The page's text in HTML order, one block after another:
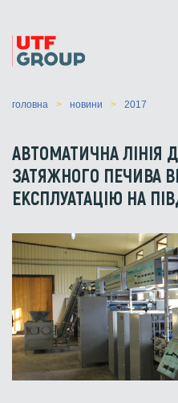
головна новини 2017
АВТОМАТИЧНА ЛІНІЯ
ЗАТЯЖНОГО ПЕЧИВА
ЕКСПЛУАТАЦІЮ НА